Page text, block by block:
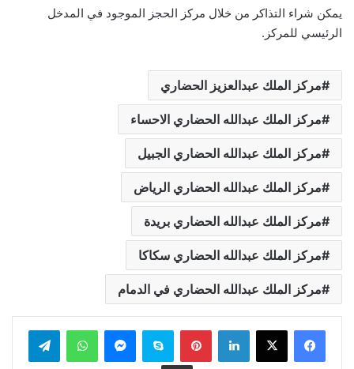
يمكن شراء التذاكر من خلال مركز الحجز الموجود في المدخل
الرئيسي للمركز.
مركز الملك عبدالعزيز الحضاري
مركز الملك عبدالله الحضاري الاحساء
مركز الملك عبدالله الحضاري الجبيل
مركز الملك عبدالله الحضاري الرياض
مركز الملك عبدالله الحضاري بريدة
مركز الملك عبدالله الحضاري سكاكا
مركز الملك عبدالله الحضاري في الدمام
لينكدإن بينتيريستسكايب ماسنجر واتساب تيلقرام
مشاركة عبر البريد